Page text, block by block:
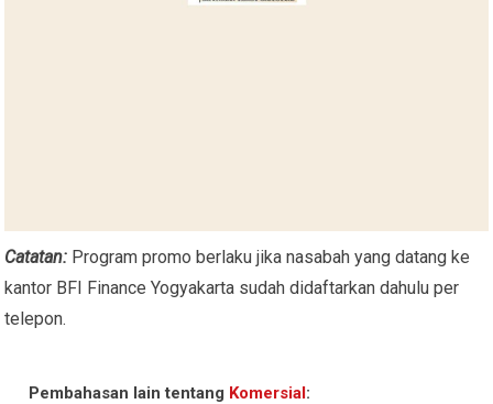
Catatan: Program promo berlaku jika nasabah yang datang ke
kantor BFI Finance Yogyakarta sudah didaftarkan dahulu per
telepon.
Pembahasan lain tentang Komersial: